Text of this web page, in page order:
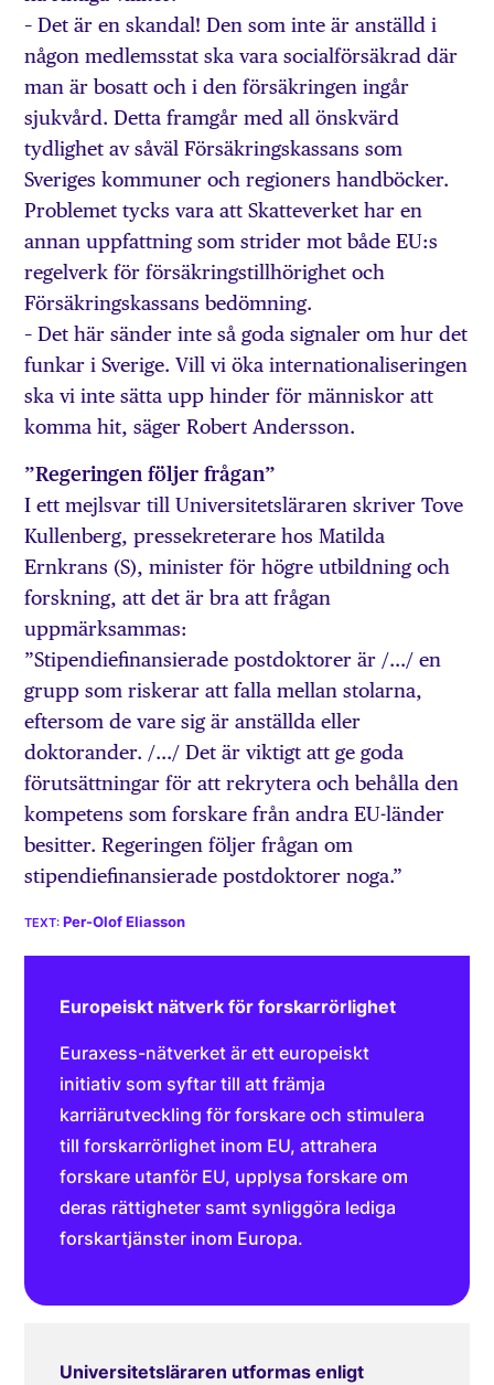
– Det är en skandal! Den som inte är anställd i
någon medlemsstat ska vara social­försäkrad där
man är bosatt och i den försäkringen ingår
sjukvård. Detta framgår med all önskvärd
tydlighet av såväl Försäkrings­kassans som
Sveriges kommuner och regioners hand­böcker.
Problemet tycks vara att Skatte­verket har en
annan uppfattning som strider mot både EU:s
regelverk för försäkrings­till­hörighet och
Försäkringskassans bedömning.
– Det här sänder inte så goda signaler om hur det
funkar i Sverige. Vill vi öka internationaliseringen
ska vi inte sätta upp hinder för människor att
komma hit, säger Robert Andersson.
”Regeringen följer frågan”
I ett mejlsvar till Universitets­läraren skriver Tove
Kullen­berg, pressekreterare hos Matilda
Ernkrans (S), minister för högre utbildning och
forskning, att det är bra att frågan
uppmärksammas:
”Stipendiefinansierade postdoktorer är /…/ en
grupp som riskerar att falla mellan stolarna,
eftersom de vare sig är anställda eller
doktorander. /…/ Det är viktigt att ge goda
förutsättningar för att rekrytera och behålla den
kompetens som forskare från andra EU-länder
besitter. Regeringen följer frågan om
stipendiefinansierade postdoktorer noga.”
Per-Olof Eliasson
Europeiskt nätverk för forskarrörlighet
Euraxess-nätverket är ett europeiskt
initiativ som syftar till att främja
karriärutveckling för forskare och stimulera
till forskarrörlighet inom EU, attrahera
forskare utanför EU, upplysa forskare om
deras rättigheter samt synliggöra lediga
forskartjänster inom Europa.
Universitetsläraren utformas enligt